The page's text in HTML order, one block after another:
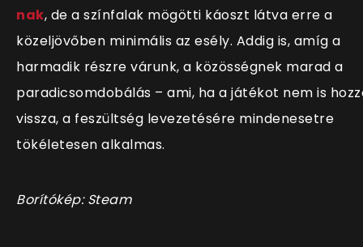
nak, de a színfalak mögötti káoszt látva erre a
közeljövőben minimális az esély. Addig is, amíg a
harmadik részre várunk, a közösségnek marad a
paradicsomdobálás – ami, ha a játékot nem is
vissza, a feszültség levezetésére mindenesetre
tökéletesen alkalmas.
Borítókép: Steam